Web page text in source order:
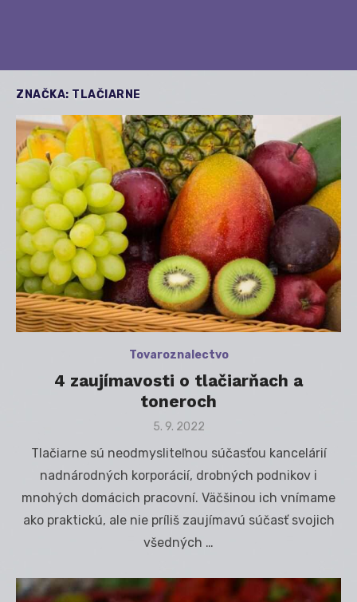
ZNAČKA: TLAČIARNE
Tovaroznalectvo
4 zaujímavosti o tlačiarňach a
toneroch
Posted
5. 9. 2022
Tlačiarne sú neodmysliteľnou súčasťou kancelárií
nadnárodných korporácií, drobných podnikov i
mnohých domácich pracovní. Väčšinou ich vnímame
ako praktickú, ale nie príliš zaujímavú súčasť svojich
všedných …